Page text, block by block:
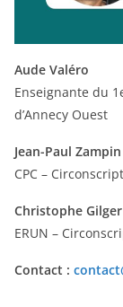
Aude Valéro
Enseignante du
d’Annecy Ouest
Jean-Paul Zampin
CPC –
Christophe Gilger
ERUN –
Contact :